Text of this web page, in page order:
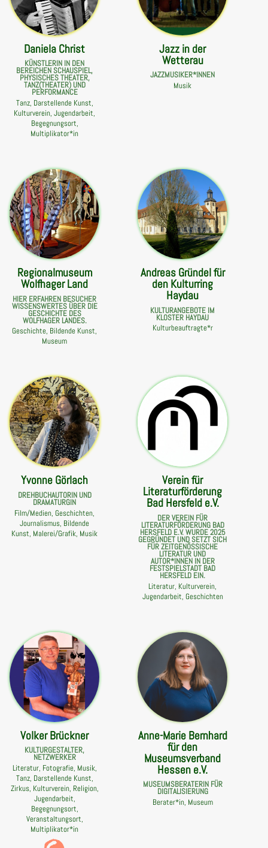
Daniela Christ
KÜNSTLERIN IN DEN
BEREICHEN SCHAUSPIEL,
PHYSISCHES THEATER,
TANZ(THEATER) UND
PERFORMANCE
Tanz, Darstellende Kunst,
Kulturverein, Jugendarbeit,
Begegnungsort,
Multiplikator*in
Jazz in der
Wetterau
JAZZMUSIKER*INNEN
Musik
Regionalmuseum
Wolfhager Land
HIER ERFAHREN BESUCHER
WISSENSWERTES ÜBER DIE
GESCHICHTE DES
WOLFHAGER LANDES.
Geschichte, Bildende Kunst,
Museum
Andreas Gründel für
den Kulturring
Haydau
KULTURANGEBOTE IM
KLOSTER HAYDAU
Kulturbeauftragte*r
Yvonne Görlach
DREHBUCHAUTORIN UND
DRAMATURGIN
Film/Medien, Geschichten,
Journalismus, Bildende
Kunst, Malerei/Grafik, Musik
Verein für
Literaturförderung
Bad Hersfeld e.V.
DER VEREIN FÜR
LITERATURFÖRDERUNG BAD
HERSFELD E.V. WURDE 2025
GEGRÜNDET UND SETZT SICH
FÜR ZEITGENÖSSISCHE
LITERATUR UND
AUTOR*INNEN IN DER
FESTSPIELSTADT BAD
HERSFELD EIN.
Literatur, Kulturverein,
Jugendarbeit, Geschichten
Volker Brückner
KULTURGESTALTER,
NETZWERKER
Literatur, Fotografie, Musik,
Tanz, Darstellende Kunst,
Zirkus, Kulturverein, Religion,
Jugendarbeit,
Begegnungsort,
Veranstaltungsort,
Multiplikator*in
Anne-Marie Bernhard
für den
Museumsverband
Hessen e.V.
MUSEUMSBERATERIN FÜR
DIGITALISIERUNG
Berater*in, Museum